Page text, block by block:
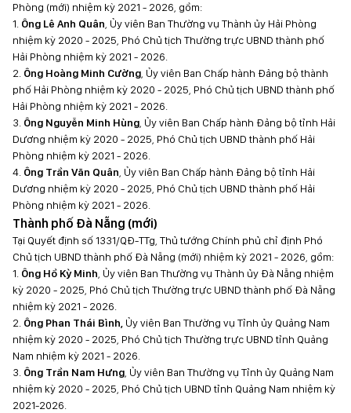
Phòng (mới) nhiệm kỳ 2021 - 2026, gồm:
1. Ông Lê Anh Quân , Ủy viên Ban Thường vụ Thành ủy Hải Phòng
nhiệm kỳ 2020 - 2025, Phó Chủ tịch Thường trực UBND thành phố
Hải Phòng nhiệm kỳ 2021 - 2026.
2. Ông Hoàng Minh Cường , Ủy viên Ban Chấp hành Đảng bộ thành
phố Hải Phòng nhiệm kỳ 2020 - 2025, Phó Chủ tịch UBND thành phố
Hải Phòng nhiệm kỳ 2021 - 2026.
3. Ông Nguyễn Minh Hùng , Ủy viên Ban Chấp hành Đảng bộ tỉnh Hải
Dương nhiệm kỳ 2020 - 2025, Phó Chủ tịch UBND thành phố Hải
Phòng nhiệm kỳ 2021 - 2026.
4. Ông Trần Văn Quân , Ủy viên Ban Chấp hành Đảng bộ tỉnh Hải
Dương nhiệm kỳ 2020 - 2025, Phó Chủ tịch UBND thành phố Hải
Phòng nhiệm kỳ 2021 - 2026.
Thành phố Đà Nẵng (mới)
Tại Quyết định số 1331/QĐ-TTg, Thủ tướng Chính phủ chỉ định Phó
Chủ tịch UBND thành phố Đà Nẵng (mới) nhiệm kỳ 2021 - 2026, gồm:
1. Ông Hồ Kỳ Minh , Ủy viên Ban Thường vụ Thành ủy Đà Nẵng nhiệm
kỳ 2020 - 2025, Phó Chủ tịch Thường trực UBND thành phố Đà Nẵng
nhiệm kỳ 2021 - 2026.
2. Ông Phan Thái Bình, Ủy viên Ban Thường vụ Tỉnh ủy Quảng Nam
nhiệm kỳ 2020 - 2025, Phó Chủ tịch Thường trực UBND tỉnh Quảng
Nam nhiệm kỳ 2021 - 2026.
3. Ông Trần Nam Hưng , Ủy viên Ban Thường vụ Tỉnh ủy Quảng Nam
nhiệm kỳ 2020 - 2025, Phó Chủ tịch UBND tỉnh Quảng Nam nhiệm kỳ
2021-2026.